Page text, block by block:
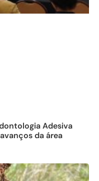
Adesiva
da área